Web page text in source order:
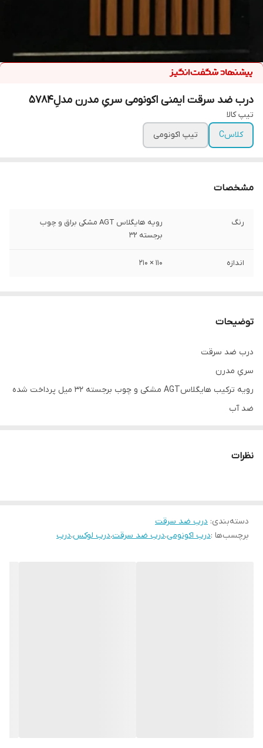
درب ضد سرقت ایمنی اکونومی سریِ مدرن مدلِ5784
تیپ کالا
کلاسC
تیپ اکونومی
مشخصات
رنگ
رویه هایگلاس AGT مشکی براق و چوب
برجسته ۳۲
اندازه ۱۱۰ × ۲۱۰
توضیحات
درب ضد سرقت
سریِ مدرن
رویه ترکیب هایگلاسAGT مشکی و چوب برجسته ۳۲ میل پرداخت شده
ضد آب
استراکچر سازه کلاسِ C سنگین
دستگیره،چشمی و درکوب لوکس آنتیک
عایق پشمِ سنگ
نظرات
دسته‌بندی: درب ضد سرقت
برچسب‌ها :درب اکونومی،درب ضد سرقت،درب لوکس،درب